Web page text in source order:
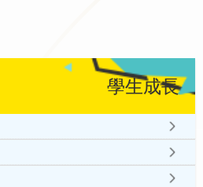
學生成長